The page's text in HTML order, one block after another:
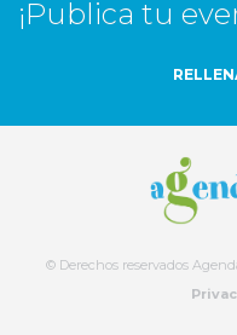
¡Publica tu
© Derechos reservados